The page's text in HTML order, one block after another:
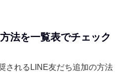
法を一覧表でチェック
されるLINE友だち追加の方法